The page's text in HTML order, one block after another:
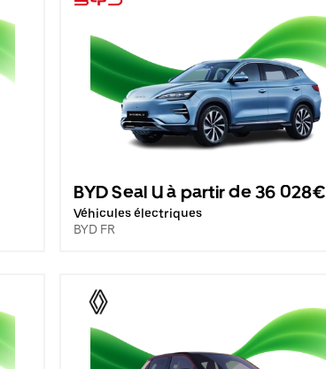
BYD Seal U à partir de 36 028€
Véhicules électriques
BYD FR